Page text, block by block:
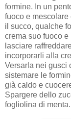
formine. In un
fuoco e
il succo, qualche
crema suo fuoco
lasciare
incorporarli alla
Versarla nei gusci
sistemare le
già caldo e
Spargere dello
fogliolina di menta.